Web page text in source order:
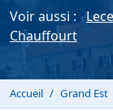
Voir aussi :
Chauffourt
Accueil Grand Est